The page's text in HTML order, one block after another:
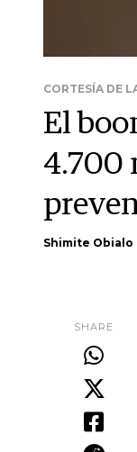
CORTESÍA DE
El
4.700
Shimite Obialo
SHARE